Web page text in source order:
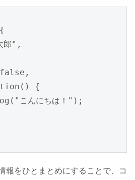
報をひとまとめにすることで、コ